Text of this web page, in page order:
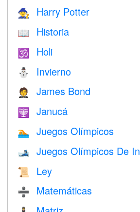
🧙 Harry Potter
📖 Historia
🕉 Holi
⛄ Invierno
🤵 James Bond
🕎 Janucá
🏊 Juegos Olímpicos
🎿 Juegos Olímpicos De
📜 Ley
➗ Matemáticas